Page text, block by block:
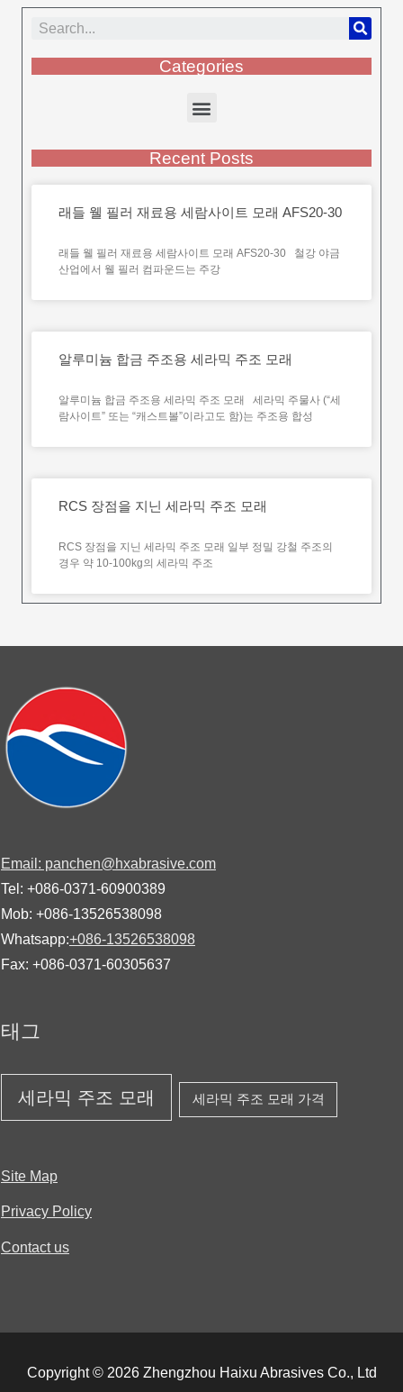
Categories
Recent Posts
래들 웰 필러 재료용 세람사이트 모래 AFS20-30
래들 웰 필러 재료용 세람사이트 모래 AFS20-30 철강 야금
산업에서 웰 필러 컴파운드는 주강
알루미늄 합금 주조용 세라믹 주조 모래
알루미늄 합금 주조용 세라믹 주조 모래 세라믹 주물사 (“세
람사이트” 또는 “캐스트볼”이라고도 함)는 주조용 합성
RCS 장점을 지닌 세라믹 주조 모래
RCS 장점을 지닌 세라믹 주조 모래 일부 정밀 강철 주조의
경우 약 10-100kg의 세라믹 주조
Email: panchen@hxabrasive.com
Tel: +086-0371-60900389
Mob: +086-13526538098
Whatsapp:+086-13526538098
Fax: +086-0371-60305637
태그
세라믹 주조 모래 세라믹 주조 모래 가격
Site Map
Privacy Policy
Contact us
Copyright © 2026 Zhengzhou Haixu Abrasives Co., Ltd